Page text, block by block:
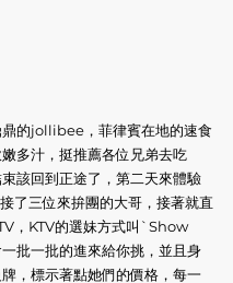
鼎的jollibee，菲律賓在地的速食
多汁，挺推薦各位兄弟去吃
該回到正途了，第二天來體驗
了三位來拚團的大哥，接著就直
，KTV的選妹方式叫`Show
批一批的進來給你挑，並且身
牌，標示著點她們的價格，每一